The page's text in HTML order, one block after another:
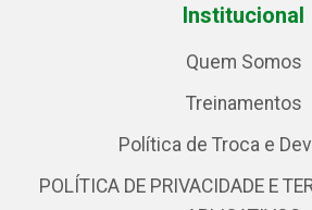
Institucional
Quem Somos
Treinamentos
Política de Troca e
POLÍTICA DE PRIVACIDADE E